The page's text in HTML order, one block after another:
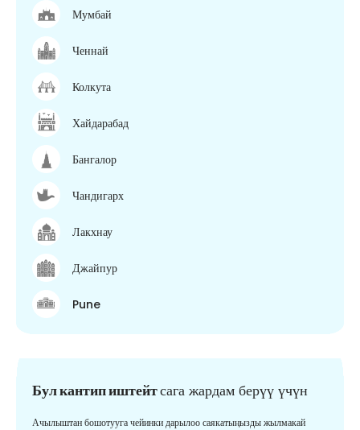
Мумбай
Ченнай
Колкута
Хайдарабад
Бангалор
Чандигарх
Лакхнау
Джайпур
Pune
Бул кантип иштейтсага жардам берүү үчүн
Ачылыштан бошотууга чейинки дарылоо саякатыңызды жылмакай